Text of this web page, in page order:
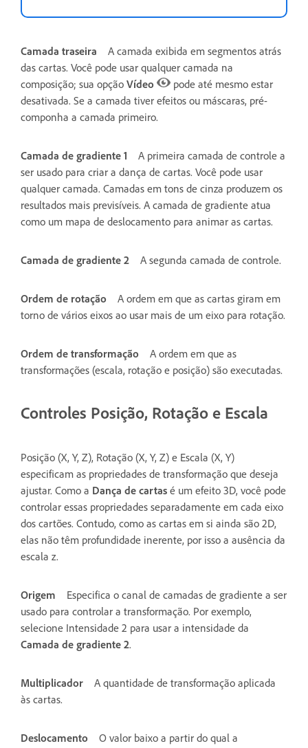
Camada traseira
A camada exibida em segmentos atrás
das cartas. Você pode usar qualquer camada na
composição; sua opção Vídeo
pode até mesmo estar
desativada. Se a camada tiver efeitos ou máscaras, pré-
componha a camada primeiro.
Camada de gradiente 1
A primeira camada de controle a
ser usado para criar a dança de cartas. Você pode usar
qualquer camada. Camadas em tons de cinza produzem os
resultados mais previsíveis. A camada de gradiente atua
como um mapa de deslocamento para animar as cartas.
Camada de gradiente 2 A segunda camada de controle.
Ordem de rotação
A ordem em que as cartas giram em
torno de vários eixos ao usar mais de um eixo para rotação.
Ordem de transformação
A ordem em que as
transformações (escala, rotação e posição) são executadas.
Controles Posição, Rotação e Escala
Posição (X, Y, Z), Rotação (X, Y, Z) e Escala (X, Y)
especificam as propriedades de transformação que deseja
ajustar. Como a Dança de cartas é um efeito 3D, você pode
controlar essas propriedades separadamente em cada eixo
dos cartões. Contudo, como as cartas em si ainda são 2D,
elas não têm profundidade inerente, por isso a ausência da
escala z.
Origem
Especifica o canal de camadas de gradiente a ser
usado para controlar a transformação. Por exemplo,
selecione Intensidade 2 para usar a intensidade da
Camada de gradiente 2.
Multiplicador
A quantidade de transformação aplicada
às cartas.
Deslocamento
O valor baixo a partir do qual a